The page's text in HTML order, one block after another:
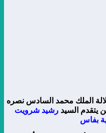
الملك محمد السادس نصره
يتقدم السيد رشيد شرويت
بفاس